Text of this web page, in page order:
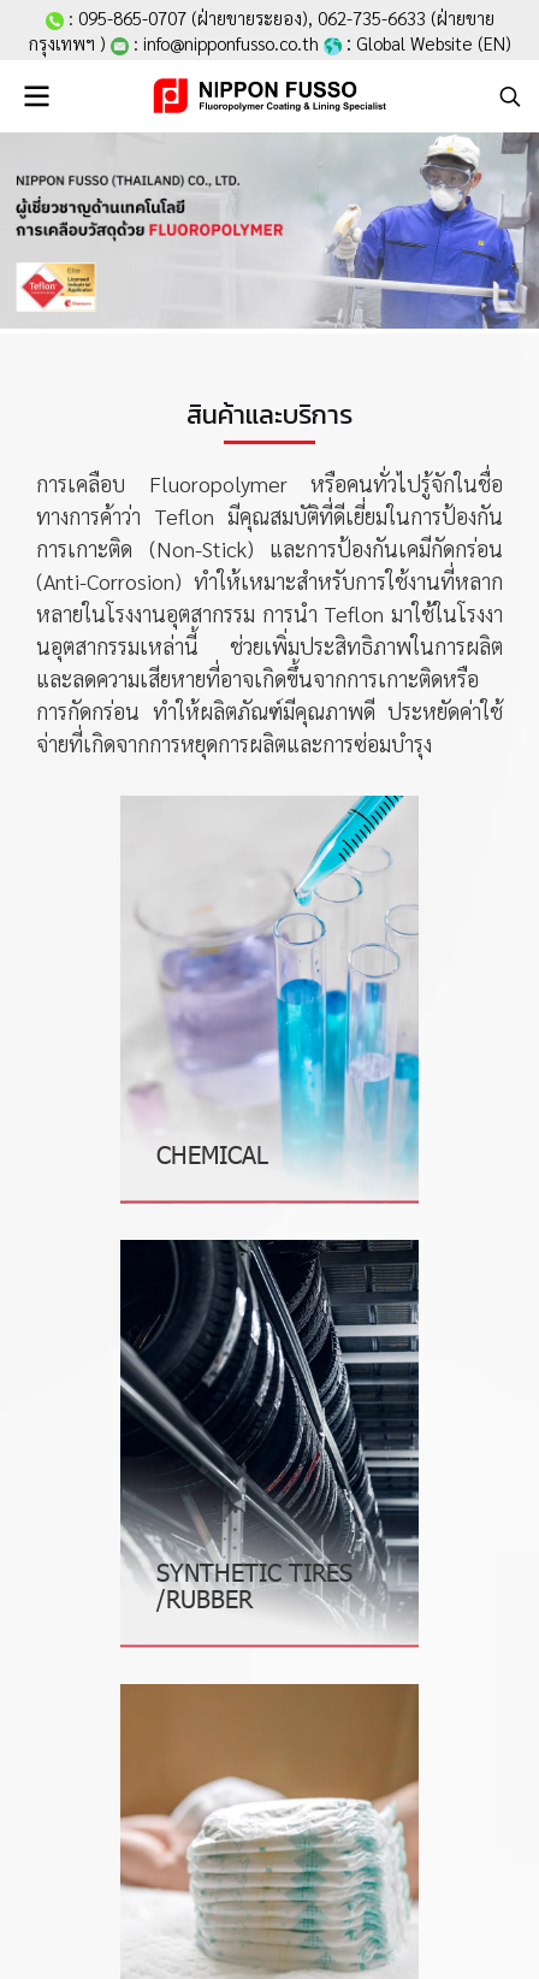
: 095-865-0707(ฝ่ายขายระยอง), 062-735-6633 (ฝ่ายขาย
กรุงเทพฯ )
: info@nipponfusso.co.th : Global Website (EN)
สินค้าและบริการ
การเคลือบ Fluoropolymer หรือคนทั่วไปรู้จักในชื่อ
ทางการค้าว่า Teflon มีคุณสมบัติที่ดีเยี่ยมในการป้องกัน
การเกาะติด (Non-Stick) และการป้องกันเคมีกัดกร่อน
(Anti-Corrosion) ทำให้เหมาะสำหรับการใช้งานที่หลาก
หลายในโรงงานอุตสากรรม การนำ Teflon มาใช้ในโรงงา
นอุตสากรรมเหล่านี้ ช่วยเพิ่มประสิทธิภาพในการผลิต
และลดความเสียหายที่อาจเกิดขึ้นจากการเกาะติดหรือ
การกัดกร่อน ทำให้ผลิตภัณฑ์มีคุณภาพดี ประหยัดค่าใช้
จ่ายที่เกิดจากการหยุดการผลิตและการซ่อมบำรุง
CHEMICAL
SYNTHETIC TIRES
/RUBBER